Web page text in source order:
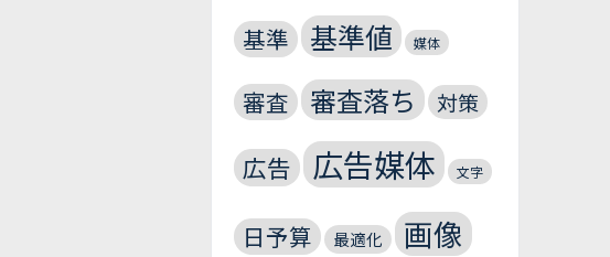
基準 基準値 媒体
審査 審査落ち 対策
広告 広告媒体 文字
日予算 最適化 画像